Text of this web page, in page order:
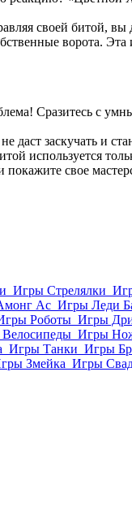
своей битой,
ворота.
Сразитесь с
даст заскучать и
используется
свое
Игры Стрелялки
Ас Игры Леди
Роботы Игры
Игры
Игры Танки Игры
Змейка Игры